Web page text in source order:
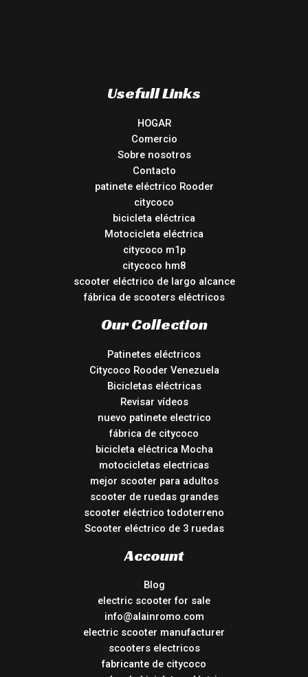
Usefull Links
HOGAR
Comercio
Sobre nosotros
Contacto
patinete eléctrico Rooder
citycoco
bicicleta eléctrica
Motocicleta eléctrica
citycoco m1p
citycoco hm8
scooter eléctrico de largo alcance
fábrica de scooters eléctricos
Our Collection
Patinetes eléctricos
Citycoco Rooder Venezuela
Bicicletas eléctricas
Revisar vídeos
nuevo patinete electrico
fábrica de citycoco
bicicleta eléctrica Mocha
motocicletas electricas
mejor scooter para adultos
scooter de ruedas grandes
scooter eléctrico todoterreno
Scooter eléctrico de 3 ruedas
Account
Blog
electric scooter for sale
info@alainromo.com
electric scooter manufacturer
scooters electricos
fabricante de citycoco